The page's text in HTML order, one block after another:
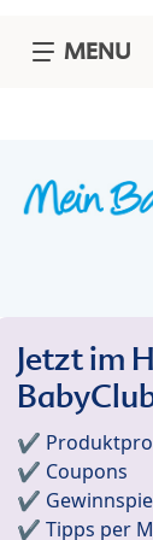
MENU
Jetzt im
✔️
✔️ Coupons
✔️
✔️ Tipps per